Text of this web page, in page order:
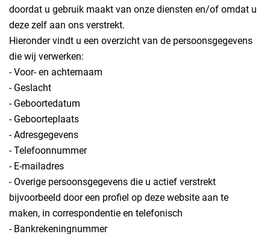
doordat u gebruik maakt van onze diensten en/of omdat u
deze zelf aan ons verstrekt.
Hieronder vindt u een overzicht van de persoonsgegevens
die wij verwerken:
- Voor- en achternaam
- Geslacht
- Geboortedatum
- Geboorteplaats
- Adresgegevens
- Telefoonnummer
- E-mailadres
- Overige persoonsgegevens die u actief verstrekt
bijvoorbeeld door een profiel op deze website aan te
maken, in correspondentie en telefonisch
- Bankrekeningnummer